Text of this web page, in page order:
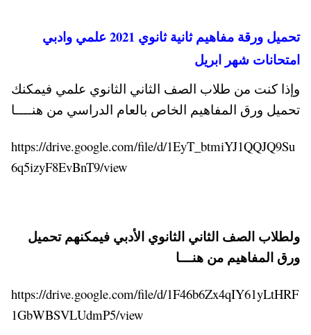
تحميل ورقة مفاهيم ثانية ثانوي 2021 علمي وادبي
امتحانات شهر ابريل
وإذا كنت من طلاب الصف الثاني الثانوي علمي فيمكنك
تحميل ورق المفاهيم الخاص بالعام الدراسي من هنــــا
https://drive.google.com/file/d/1EyT_btmiYJ1QQJQ9Su
6q5izyF8EvBnT9/view
ولطلاب الصف الثاني الثانوي الأدبي فيمكنهم تحميل
ورق المفاهيم من هنـــا
https://drive.google.com/file/d/1F46b6Zx4qIY61yLtHRF
1GbWBSVLUdmP5/view